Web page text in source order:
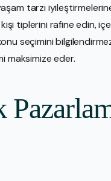
tarzı
tiplerini rafine edin,
seçimini
maksimize eder.